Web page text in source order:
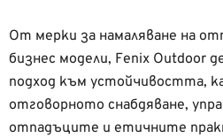
От мерки за намаляване на
бизнес модели, Fenix Outdoor
подход към устойчивостта,
отговорното снабдяване,
отпадъците и етичните